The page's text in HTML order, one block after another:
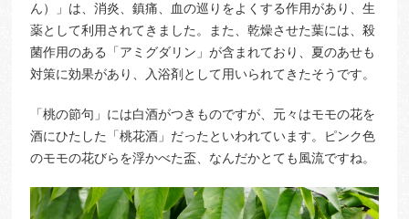
ん）」は、消炎、鎮痛、血の巡りをよくする作用があり、生
薬として利用されてきました。また、乾燥させた葉には、殺
菌作用のある「アミグダリン」が含まれており、夏のあせも
対策に効果があり、入浴剤として用いられてきたそうです。
「桃の節句」には白酒がつきものですが、元々はモモの花を
酒にひたした「桃花酒」だったといわれています。ピンク色
のモモの花びらを浮かべた盃、なんだかとても風流ですね。